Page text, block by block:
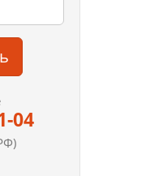
04